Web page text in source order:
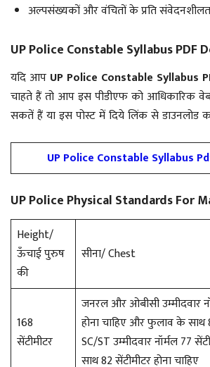
अल्पसंख्यकों और वंचितों के प्रति
UP Police Constable Syllabus PDF
यदि आप UP Police Constable Syllabus
चाहते हैं तो आप इस पीडीएफ को आधिकारिक
सकतें हैं या इस पोस्ट में दिये लिंक से डाउनलोड
UP Police Constable Syllabus
UP Police Physical Standards For
Height/
ऊँचाई पुरुष
की
सीना/ Chest
168
सेंटीमीटर
जनरल और ओबीसी उम्मीदवार
होना चाहिए और फुलाव के साथ
SC/ST उम्मीदवार नॉर्मल 77
साथ 82 सेंटीमीटर होना चाहिए